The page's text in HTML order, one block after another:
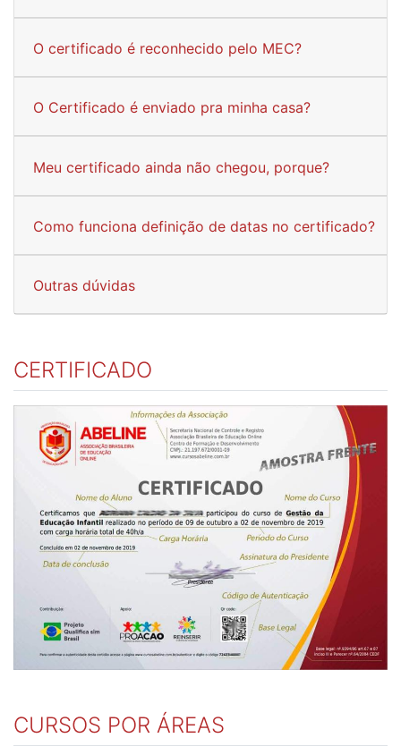
O certificado é reconhecido pelo MEC?
O Certificado é enviado pra minha casa?
Meu certificado ainda não chegou, porque?
Como funciona definição de datas no certificado?
Outras dúvidas
CERTIFICADO
CURSOS POR ÁREAS